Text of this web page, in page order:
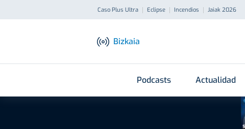
Caso Plus Ultra Eclipse Incendios Jaiak 2026
Bizkaia
Podcasts Actualidad